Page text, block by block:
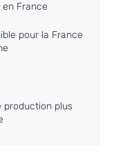
France
pour la France
production plus